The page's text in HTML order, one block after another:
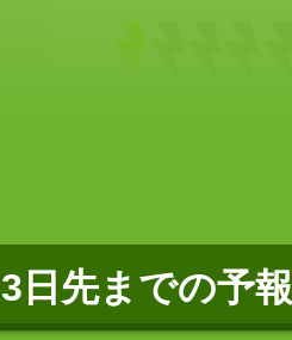
3日先までの予